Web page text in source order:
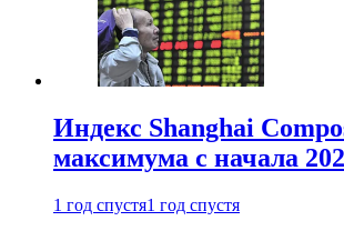
Индекс Shanghai
максимума с начала
1 год спустя1 год спустя